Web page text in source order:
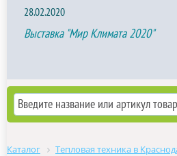
28.02.2020
Выставка "Мир Климата 2020"
Каталог
Тепловая техника в